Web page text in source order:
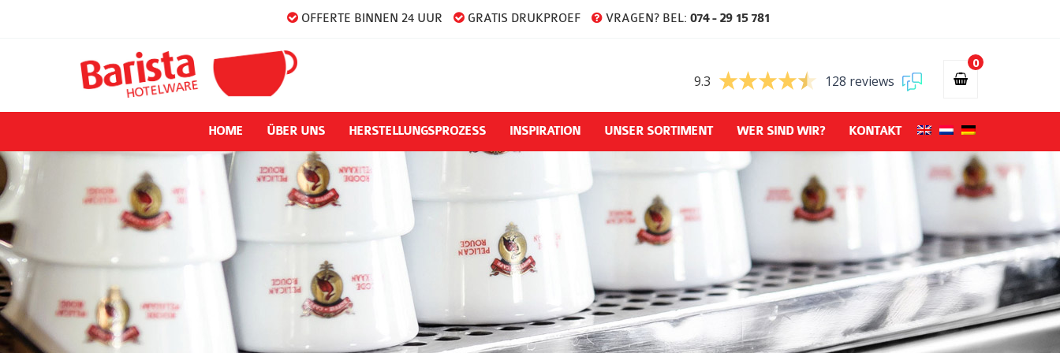
OFFERTE BINNEN 24 UUR GRATIS DRUKPROEF VRAGEN? BEL: 074 - 29 15 781
9.3 128 reviews
0
HOME ÜBER UNS HERSTELLUNGSPROZESS INSPIRATION UNSER SORTIMENT WER SIND WIR? KONTAKT